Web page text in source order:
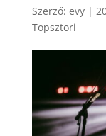
Szerző: evy|
Topsztori